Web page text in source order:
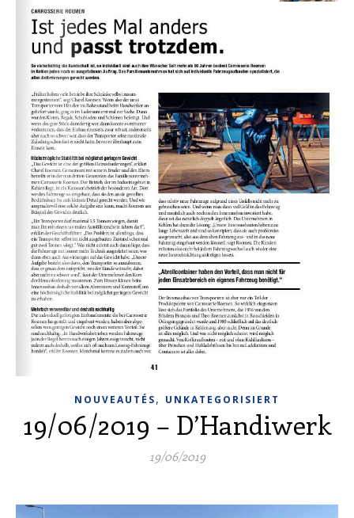
NOUVEAUTÉS, UNKATEGORISIERT
19/06/2019 – D’Handiwerk
19/06/2019